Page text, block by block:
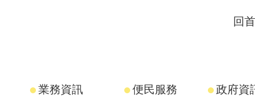
回
業務資訊 便民服務 政府資